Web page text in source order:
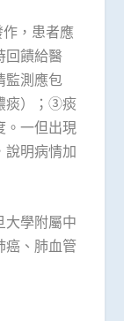
，患者應
回饋給醫
監測應包
痰）；③痰
一但出現
說明病情加
大學附屬中
癌、肺血管